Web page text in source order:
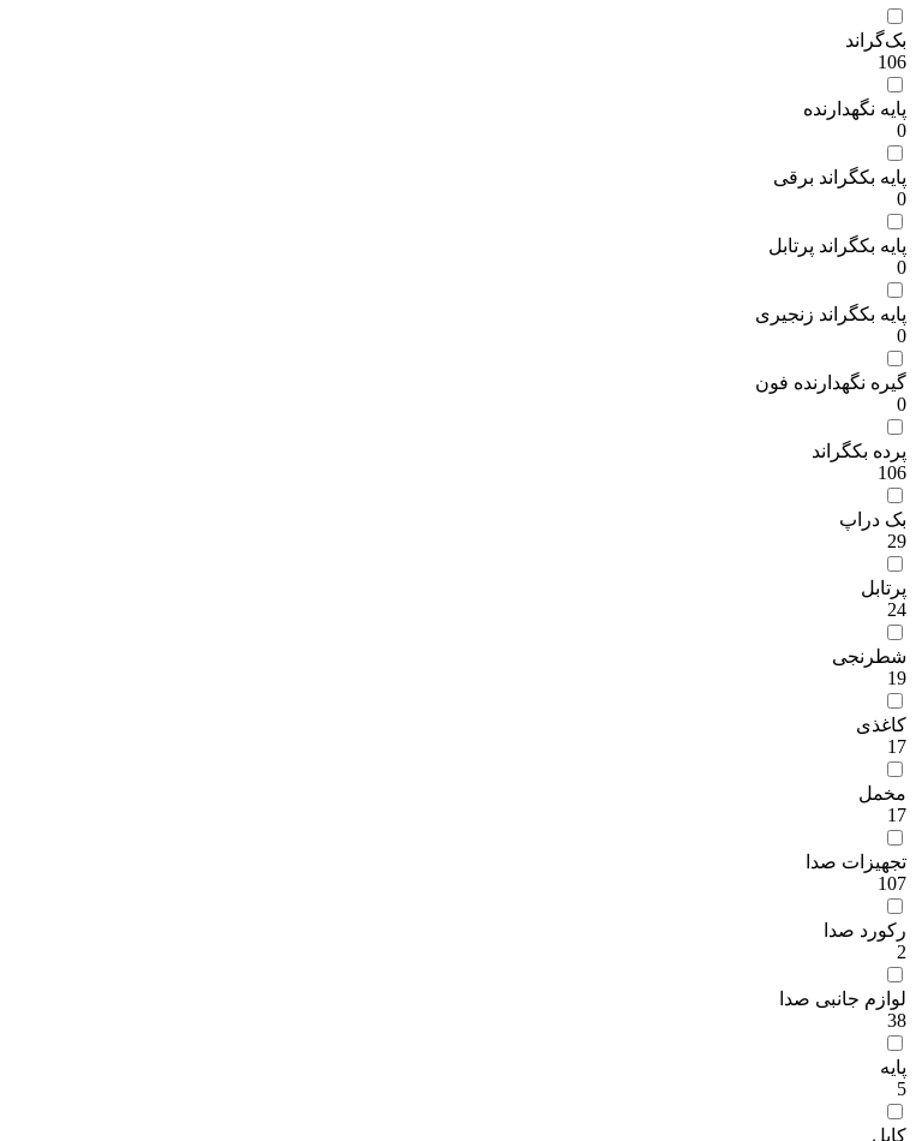
بک‌گراند
106
پایه نگهدارنده
0
پایه بکگراند برقی
0
پایه بکگراند پرتابل
0
پایه بکگراند زنجیری
0
گیره نگهدارنده فون
0
پرده بکگراند
106
بک دراپ
29
پرتابل
24
شطرنجی
19
کاغذی
17
مخمل
17
تجهیزات صدا
107
رکورد صدا
2
لوازم جانبی صدا
38
پایه
5
کابل